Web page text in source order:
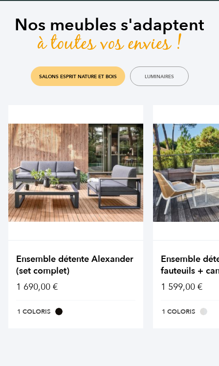
Nos meubles s'adaptent
à toutes vos envies !
SALONS ESPRIT NATURE ET BOIS LUMINAIRES
Ensemble détente Alexander
(set complet)
1 690,00 €
1 COLORIS
Ensemble
fauteuils +
1 599,00 €
1 COLORIS